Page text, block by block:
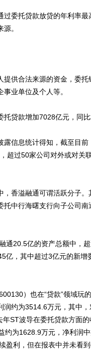
委托贷款放贷的年利率最
。
供合法来源的资金，委托
业单位及个人等。
款增加7028亿元，同比
信息统计得知，截至目前
超过50家公司对外或对关
溢融通可谓活跃分子。
托中行海曙支行向子公司
20.5亿的资产总额中，超
亿，其中超过3亿元的新
）也在“贷款”领域玩
润约为3514.6万元，其中
ST波导在委托贷款方面
约为1628.9万元，净利润
盈利，但在报表中并未看